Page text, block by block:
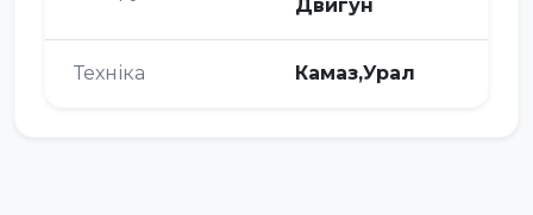
Двигун
Техніка Камаз,Урал